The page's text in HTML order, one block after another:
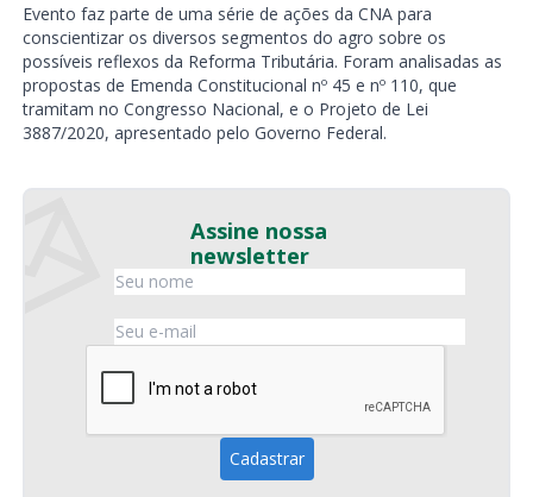
Evento faz parte de uma série de ações da CNA para
conscientizar os diversos segmentos do agro sobre os
possíveis reflexos da Reforma Tributária. Foram analisadas as
propostas de Emenda Constitucional nº 45 e nº 110, que
tramitam no Congresso Nacional, e o Projeto de Lei
3887/2020, apresentado pelo Governo Federal.
Assine nossa
newsletter